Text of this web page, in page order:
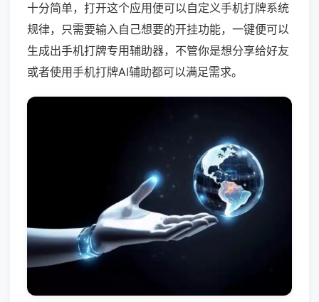
十分简单，打开这个应用便可以自定义手机打牌系统
规律，只需要输入自己想要的开挂功能，一键便可以
生成出手机打牌专用辅助器，不管你是想分享给好友
或者使用手机打牌AI辅助都可以满足需求。